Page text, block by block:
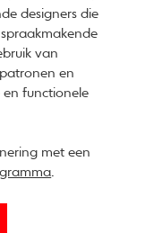
designers die
van
en
functionele
met een
.